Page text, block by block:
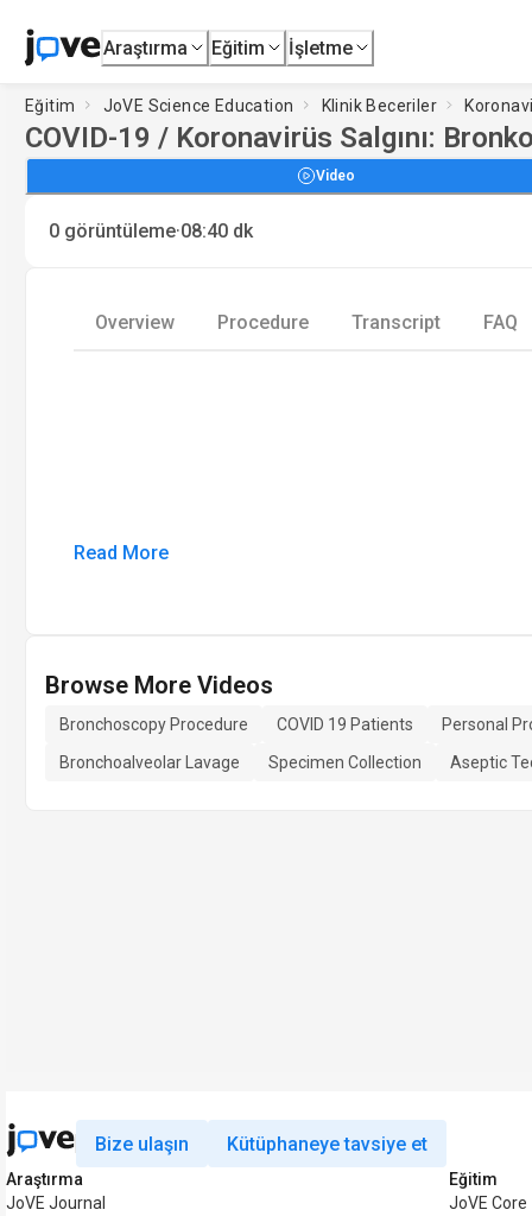
Araştırma Eğitim İşletme
Eğitim JoVE Science Education Klinik Beceriler
COVID-19 / Koronavirüs Salgını:
Video
0 görüntüleme·08:40 dk
Overview Procedure Transcript FAQ
Read More
Browse More Videos
Bronchoscopy Procedure COVID 19 Patients
Personal
Bronchoalveolar Lavage
Specimen Collection Aseptic
Bize ulaşın Kütüphaneye tavsiye et
Araştırma
JoVE Journal
Eğitim
JoVE Core